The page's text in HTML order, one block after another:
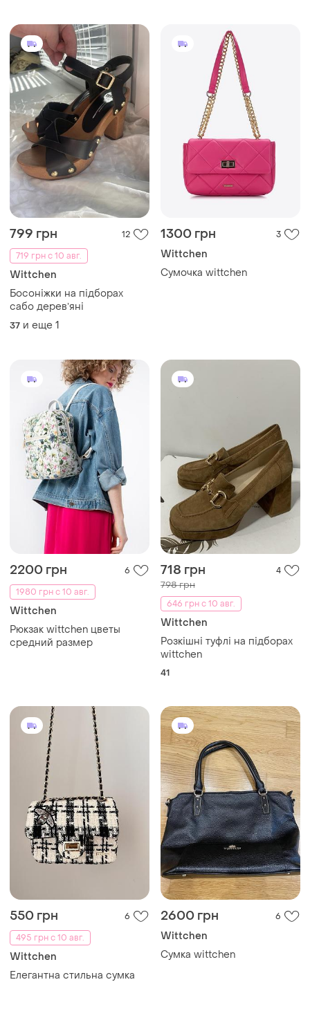
799 грн
12
719 грн с 10 авг.
Wittchen
Босоніжки на підборах
сабо деревʼяні
37 и еще 1
1300 грн 3
Wittchen
Сумочка wittchen
2200 грн
6
1980 грн с 10 авг.
Wittchen
Рюкзак wittchen цветы
средний размер
718 грн 4
798 грн
646 грн с 10 авг.
Wittchen
Розкішні туфлі на підборах
wittchen
41
550 грн
6
495 грн с 10 авг.
Wittchen
Елегантна стильна сумка
2600 грн 6
Wittchen
Сумка wittchen